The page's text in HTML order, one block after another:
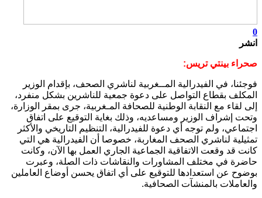
0
انشر
صحراء بينتي تريس:
فوجئنا، في الفيدرالية المــغربية لناشري الصحف، بإقدام الوزير
المكلف بقطاع التواصل على دعوة جمعية للناشرين بشكل منفرد،
إلى لقاء مع النقابة الوطنية للصحافة المـغربية، جرى بمقر الوزارة،
وتحت إشراف الوزير ومساعديه، وذلك بغاية التوقيع على اتفاق
اجتماعي، ولم توجه أي دعوة للفيدرالية، التنظيم التاريخي والأكثر
تمثيلية لناشري الصحف المغاربة، خصوصا أن الفيدرالية هي التي
كانت قد وقعت الاتفاقية الجماعية الجاري العمل بها الآن، وكانت
حاضرة في مختلف المشاورات والنقاشات ذات الصلة، وعبرت
بوضوح عن استعدادها للتوقيع على أي اتفاق يحسن أوضاع العاملين
والعاملات بالمنشآت الصحافية.